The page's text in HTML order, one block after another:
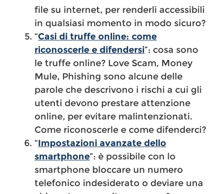
file su internet, per renderli accessibili
in qualsiasi momento in modo sicuro?
“Casi di truffe online: come
riconoscerle e difendersi”: cosa sono
le truffe online? Love Scam, Money
Mule, Phishing sono alcune delle
parole che descrivono i rischi a cui gli
utenti devono prestare attenzione
online, per evitare malintenzionati.
Come riconoscerle e come difenderci?
“Impostazioni avanzate dello
smartphone”: è possibile con lo
smartphone bloccare un numero
telefonico indesiderato o deviare una